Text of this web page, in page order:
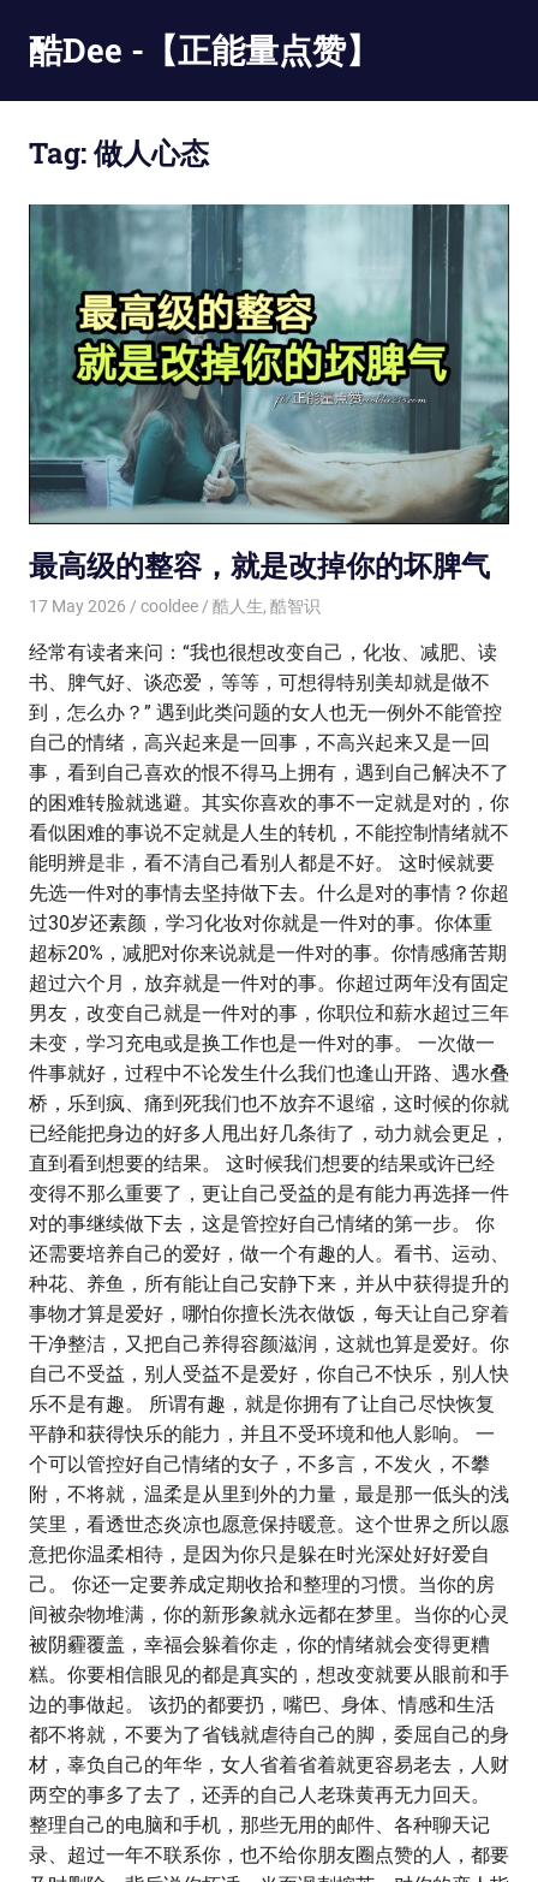
content
酷Dee -【正能量点赞】
最
有
更
Tag:做人心态
最高级的整容，就是改掉你的坏脾气
17 May 2026 cooldee 酷人生, 酷智识
经常有读者来问：“我也很想改变自己，化妆、减肥、读
书、脾气好、谈恋爱，等等，可想得特别美却就是做不
到，怎么办？” 遇到此类问题的女人也无一例外不能管控
自己的情绪，高兴起来是一回事，不高兴起来又是一回
事，看到自己喜欢的恨不得马上拥有，遇到自己解决不了
的困难转脸就逃避。其实你喜欢的事不一定就是对的，你
看似困难的事说不定就是人生的转机，不能控制情绪就不
能明辨是非，看不清自己看别人都是不好。 这时候就要
先选一件对的事情去坚持做下去。什么是对的事情？你超
过30岁还素颜，学习化妆对你就是一件对的事。你体重
超标20%，减肥对你来说就是一件对的事。你情感痛苦期
超过六个月，放弃就是一件对的事。你超过两年没有固定
男友，改变自己就是一件对的事，你职位和薪水超过三年
未变，学习充电或是换工作也是一件对的事。 一次做一
件事就好，过程中不论发生什么我们也逢山开路、遇水叠
桥，乐到疯、痛到死我们也不放弃不退缩，这时候的你就
已经能把身边的好多人甩出好几条街了，动力就会更足，
直到看到想要的结果。 这时候我们想要的结果或许已经
变得不那么重要了，更让自己受益的是有能力再选择一件
对的事继续做下去，这是管控好自己情绪的第一步。 你
还需要培养自己的爱好，做一个有趣的人。看书、运动、
种花、养鱼，所有能让自己安静下来，并从中获得提升的
事物才算是爱好，哪怕你擅长洗衣做饭，每天让自己穿着
干净整洁，又把自己养得容颜滋润，这就也算是爱好。你
自己不受益，别人受益不是爱好，你自己不快乐，别人快
乐不是有趣。 所谓有趣，就是你拥有了让自己尽快恢复
平静和获得快乐的能力，并且不受环境和他人影响。 一
个可以管控好自己情绪的女子，不多言，不发火，不攀
附，不将就，温柔是从里到外的力量，最是那一低头的浅
笑里，看透世态炎凉也愿意保持暖意。这个世界之所以愿
意把你温柔相待，是因为你只是躲在时光深处好好爱自
己。 你还一定要养成定期收拾和整理的习惯。当你的房
间被杂物堆满，你的新形象就永远都在梦里。当你的心灵
被阴霾覆盖，幸福会躲着你走，你的情绪就会变得更糟
糕。你要相信眼见的都是真实的，想改变就要从眼前和手
边的事做起。 该扔的都要扔，嘴巴、身体、情感和生活
都不将就，不要为了省钱就虐待自己的脚，委屈自己的身
材，辜负自己的年华，女人省着省着就更容易老去，人财
两空的事多了去了，还弄的自己人老珠黄再无力回天。
整理自己的电脑和手机，那些无用的邮件、各种聊天记
录、超过一年不联系你，也不给你朋友圈点赞的人，都要